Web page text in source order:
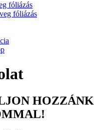
fóliázás
fóliázás
HOZZÁNK